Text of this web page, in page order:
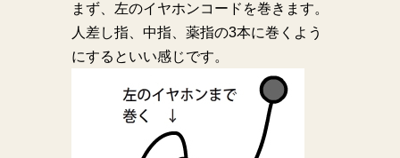
まず、左のイヤホンコードを巻きます。
人差し指、中指、薬指の3本に巻くよう
にするといい感じです。